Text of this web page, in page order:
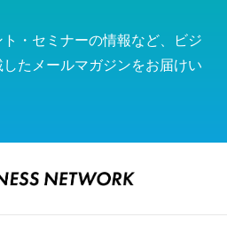
・セミナーの情報など、ビジ
たメールマガジンをお届けい